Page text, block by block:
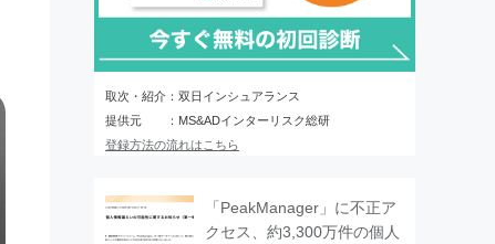
取次・紹介：双日インシュアランス
提供元 ：MS&ADインターリスク総研
登録方法の流れはこちら
「PeakManager」に不正ア
クセス、約3,300万件の個人